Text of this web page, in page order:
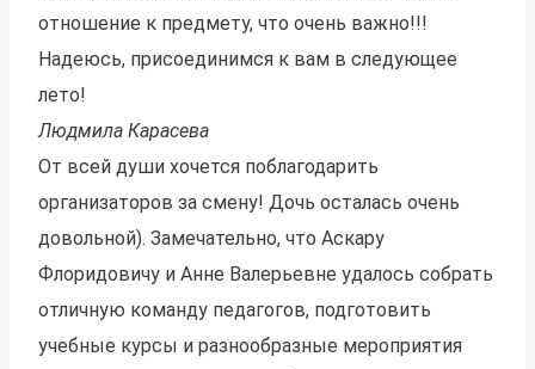
отношение к предмету, что очень важно!!!
Надеюсь, присоединимся к вам в следующее
лето!
Людмила Карасева
От всей души хочется поблагодарить
организаторов за смену! Дочь осталась очень
довольной). Замечательно, что Аскару
Флоридовичу и Анне Валерьевне удалось собрать
отличную команду педагогов, подготовить
учебные курсы и разнообразные мероприятия